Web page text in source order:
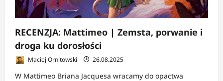
RECENZJA: Mattimeo | Zemsta, porwanie i
droga ku dorosłości
Maciej Ornitowski 26.08.2025
W Mattimeo Briana Jacquesa wracamy do opactwa